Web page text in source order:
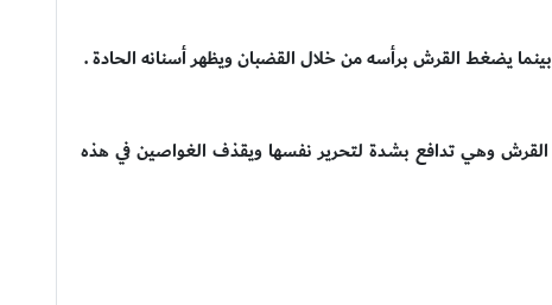
يضغط القرش برأسه من خلال القضبان ويظهر أسنانه الحادة .
وهي تدافع بشدة لتحرير نفسها ويقذف الغواصين في هذه